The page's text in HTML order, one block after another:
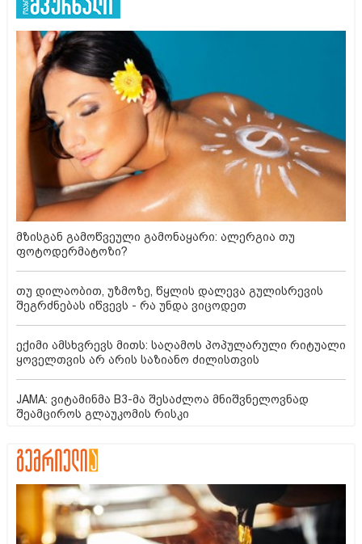
მზისგან გამოწვეული გამონაყარი: ალერგია თუ
ფოტოდერმატოზი?
თუ დილაობით, უზმოზე, წყლის დალევა გულისრევის
შეგრძნებას იწვევს - რა უნდა ვიცოდეთ
ექიმი ამსხვრევს მითს: საღამოს პოპულარული რიტუალი
ყოველთვის არ არის საზიანო ძილისთვის
JAMA: ვიტამინმა B3-მა შესაძლოა მნიშვნელოვნად
შეამციროს გლაუკომის რისკი